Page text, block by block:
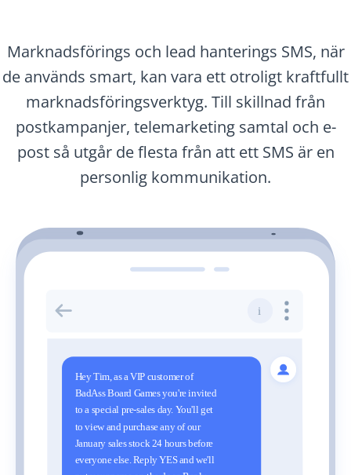
Marknadsförings och lead hanterings SMS, när
de används smart, kan vara ett otroligt kraftfullt
marknadsföringsverktyg. Till skillnad från
postkampanjer, telemarketing samtal och e-
post så utgår de flesta från att ett SMS är en
personlig kommunikation.